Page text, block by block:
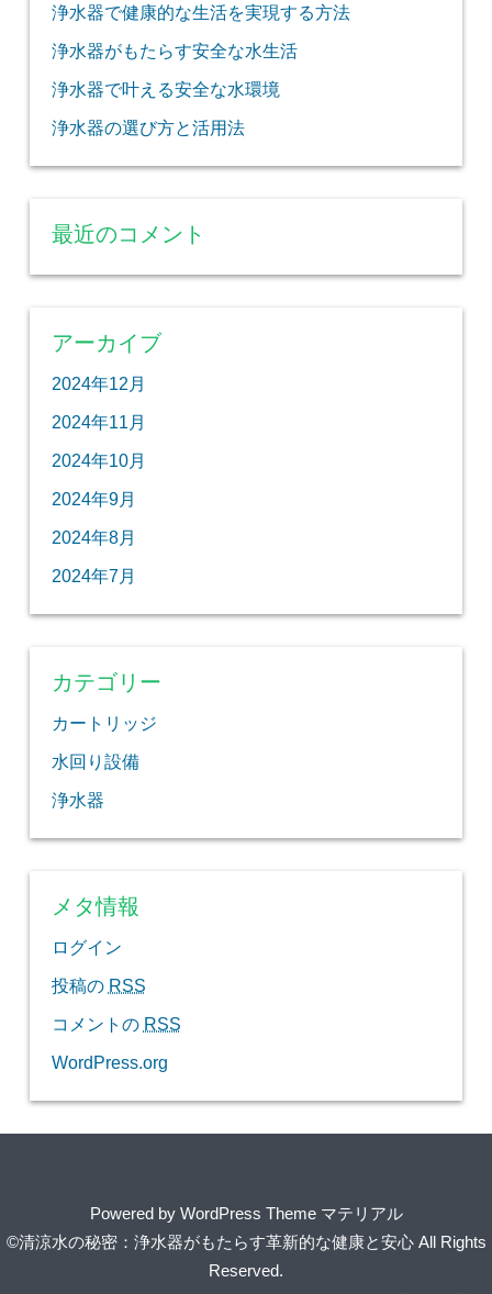
浄水器で健康的な生活を実現する方法
浄水器がもたらす安全な水生活
浄水器で叶える安全な水環境
浄水器の選び方と活用法
最近のコメント
アーカイブ
2024年12月
2024年11月
2024年10月
2024年9月
2024年8月
2024年7月
カテゴリー
カートリッジ
水回り設備
浄水器
メタ情報
ログイン
投稿の RSS
コメントの RSS
WordPress.org
Powered by WordPress Theme マテリアル
©清涼水の秘密：浄水器がもたらす革新的な健康と安心All Rights
Reserved.